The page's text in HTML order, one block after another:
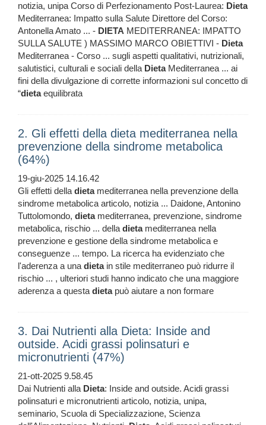
notizia, unipa Corso di Perfezionamento Post-Laurea: Dieta
Mediterranea: Impatto sulla Salute Direttore del Corso:
Antonella Amato ... - DIETA MEDITERRANEA: IMPATTO
SULLA SALUTE ) MASSIMO MARCO OBIETTIVI - Dieta
Mediterranea - Corso ... sugli aspetti qualitativi, nutrizionali,
salutistici, culturali e sociali della DietaMediterranea ... ai
fini della divulgazione di corrette informazioni sul concetto di
“dietaequilibrata
2. Gli effetti della dieta mediterranea nella
prevenzione della sindrome metabolica
(64%)
19-giu-2025 14.16.42
Gli effetti delladietamediterranea nella prevenzione della
sindrome metabolica articolo, notizia ... Daidone, Antonino
Tuttolomondo, dietamediterranea, prevenzione, sindrome
metabolica, rischio ... delladietamediterranea nella
prevenzione e gestione della sindrome metabolica e
conseguenze ... tempo. La ricerca ha evidenziato che
l'aderenza a unadietain stile mediterraneo può ridurre il
rischio ... , ulteriori studi hanno indicato che una maggiore
aderenza a questadietapuò aiutare a non formare
3. Dai Nutrienti alla Dieta: Inside and
outside. Acidi grassi polinsaturi e
micronutrienti (47%)
21-ott-2025 9.58.45
Dai Nutrienti alla Dieta: Inside and outside. Acidi grassi
polinsaturi e micronutrienti articolo, notizia, unipa,
seminario, Scuola di Specializzazione, Scienza